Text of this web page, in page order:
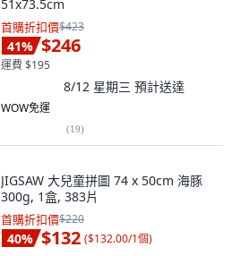
51x73.5cm
首購折扣價$423
41% $246
運費 $195
8/12 星期三 預計送達
WOW免運
(19)
JIGSAW 大兒童拼圖 74 x 50cm 海豚
300g, 1盒, 383片
首購折扣價$220
40% $132 ($132.00/1個)